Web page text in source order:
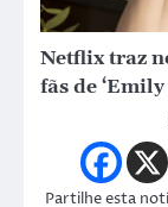
Netflix traz
fãs de
Partilhe esta